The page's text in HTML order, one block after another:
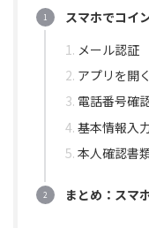
スマホでコイ
メール認証
アプリを開く
電話番号確
基本情報入
本人確認書
まとめ：スマ